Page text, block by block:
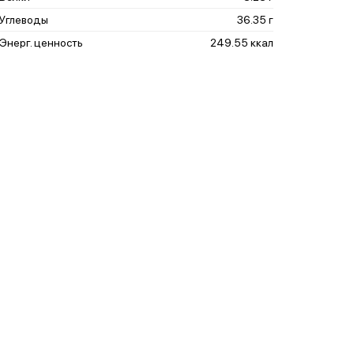
Углеводы
36.35 г
Энерг. ценность
249.55 ккал